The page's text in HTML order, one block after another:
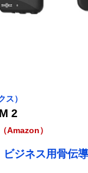
ス）
2
Amazon）
ビジネス用骨伝